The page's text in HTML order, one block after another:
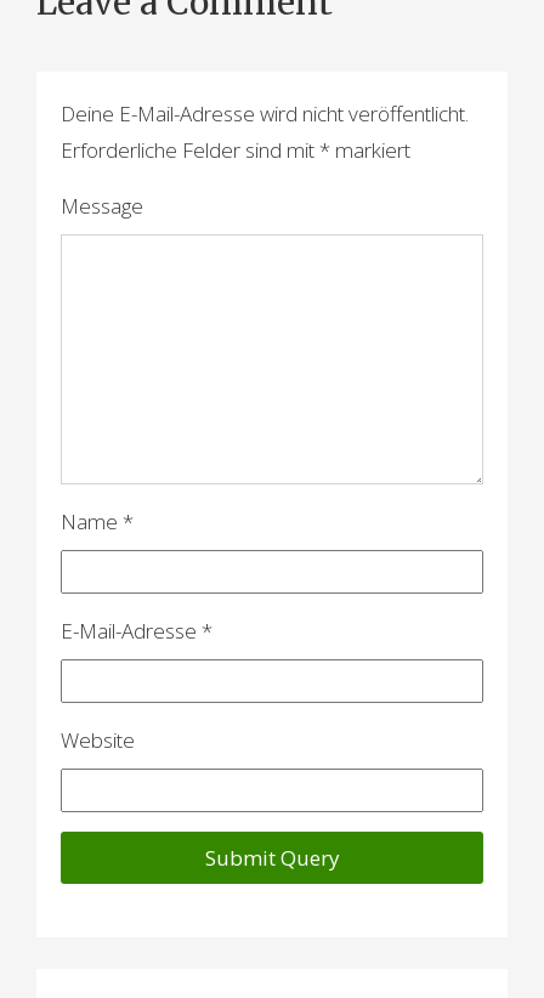
i
n
Deine E-Mail-Adresse wird nicht veröffentlicht.
Erforderliche Felder sind mit* markiert
Message
Name *
E-Mail-Adresse *
Website